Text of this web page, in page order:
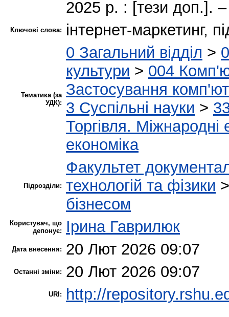
2025 р. : [тези доп.].
Ключові слова: інтернет-маркетинг,
Тематика (за
УДК):
0 Загальний відділ >
культури > 004
Застосування
3 Суспільні науки >
Торгівля. Міжнародні
економіка
Підрозділи:
Факультет
технологій та фізики
бізнесом
Користувач, що
депонує:
Ірина Гаврилюк
Дата внесення: 20 Лют 2026 09:07
Останні зміни: 20 Лют 2026 09:07
URI: http://